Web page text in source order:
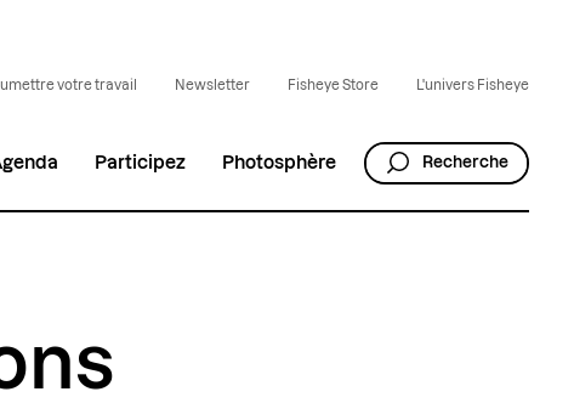
votre travail Newsletter Fisheye Store L'univers Fisheye
Participez Photosphère Recherche